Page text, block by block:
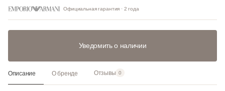
Официальная гарантия · 2 года
Уведомить о наличии
Описание О бренде Отзывы 0